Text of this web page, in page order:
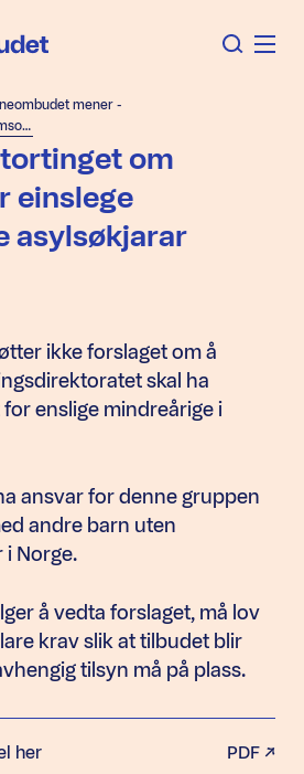
mener -
Innspel til Stortinget om omsorga for einslege mindreårige asylsøkjarar
om
einslege
asylsøkjarar
ikke forslaget om å
skal ha
enslige mindreårige i
ansvar for denne gruppen
andre barn uten
Norge.
å vedta forslaget, må lov
krav slik at tilbudet blir
tilsyn må på plass.
her PDF